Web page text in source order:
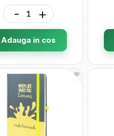
- +
Adauga in cos